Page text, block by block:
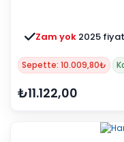
Zam yok 2025
Sepette: 10.009,80₺
₺11.122,00